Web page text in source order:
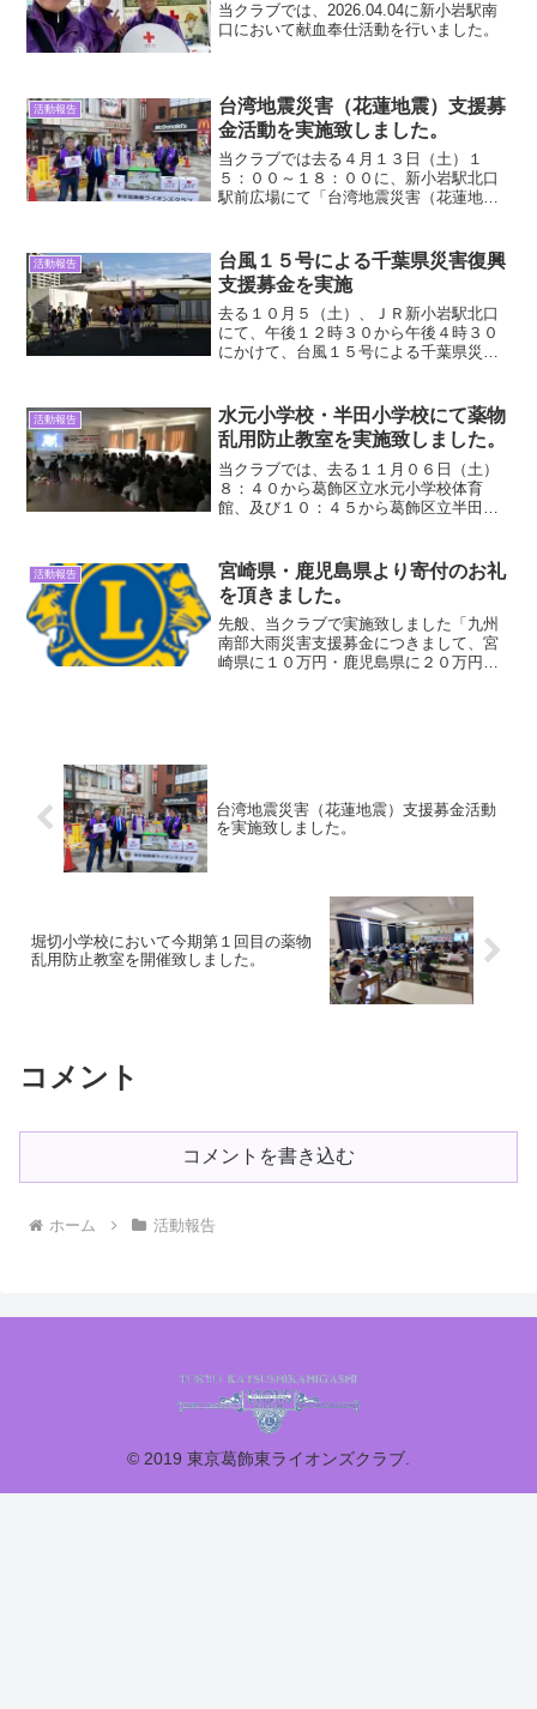
当クラブでは、2026.04.04に新小岩駅南
口において献血奉仕活動を行いました。
活動報告
台湾地震災害（花蓮地震）支援募
金活動を実施致しました。
当クラブでは去る４月１３日（土）１
５：００～１８：００に、新小岩駅北口
駅前広場にて「台湾地震災害（花蓮地
活動報告
台風１５号による千葉県災害復興
支援募金を実施
去る１０月５（土）、ＪＲ新小岩駅北口
にて、午後１２時３０から午後４時３０
にかけて、台風１５号による千葉県災害
活動報告
水元小学校・半田小学校にて薬物
乱用防止教室を実施致しました。
当クラブでは、去る１１月０６日（土）
８：４０から葛飾区立水元小学校体育
館、及び１０：４５から葛飾区立半田小
００名に対して実施し、児童の皆様に熱
心に聴講頂きました。また、当日は東京
江戸川東ＬＣ、東京けやきＬＣはなみず
き支部の有志の皆様にもお手伝い頂くこ
とで、無事に開催することができまし
た。ご参加された皆様には感謝を申し上
活動報告
宮崎県・鹿児島県より寄付のお礼
を頂きました。
先般、当クラブで実施致しました「九州
南部大雨災害支援募金につきまして、宮
崎県に１０万円・鹿児島県に２０万円の
台湾地震災害（花蓮地震）支援募金活動
を実施致しました。
堀切小学校において今期第１回目の薬物
乱用防止教室を開催致しました。
コメント
コメントを書き込む
ホーム 活動報告
© 2019 東京葛飾東ライオンズクラブ.